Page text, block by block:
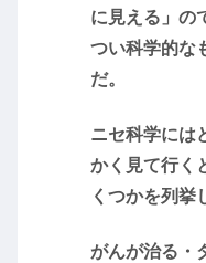
に見える」の
つい科学的な
だ。
ニセ科学には
かく見て行く
くつかを列挙
がんが治る・